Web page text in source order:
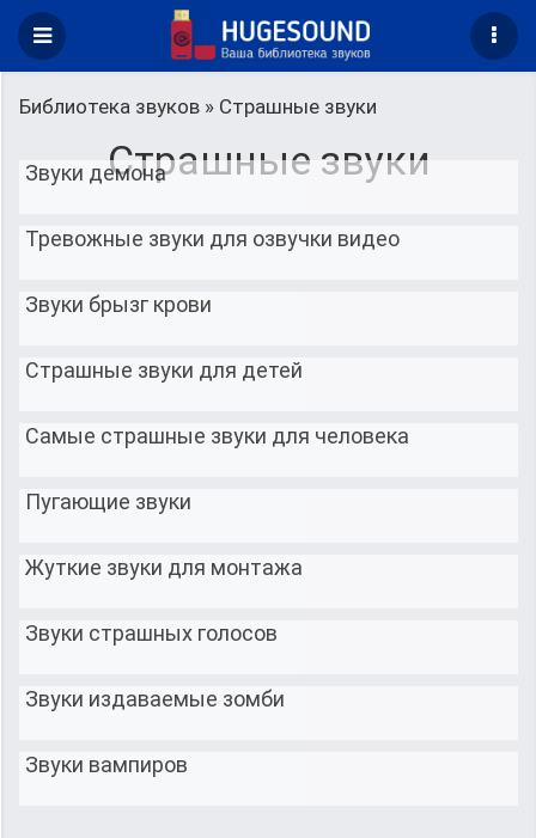
Библиотека звуков » Страшные звуки
Страшные звуки
Звуки демона
Тревожные звуки для озвучки видео
Звуки брызг крови
Страшные звуки для детей
Самые страшные звуки для человека
Пугающие звуки
Жуткие звуки для монтажа
Звуки страшных голосов
Звуки издаваемые зомби
Звуки вампиров